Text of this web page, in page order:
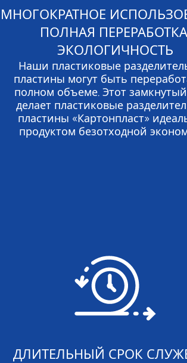
МНОГОКРАТНОЕ
ПОЛНАЯ
ЭКОЛОГИЧНОСТЬ
Наши пластиковые
пластины могут быть
полном объеме. Этот
делает пластиковые
пластины «Картонпласт»
продуктом безотходной
ДЛИТЕЛЬНЫЙ СРОК